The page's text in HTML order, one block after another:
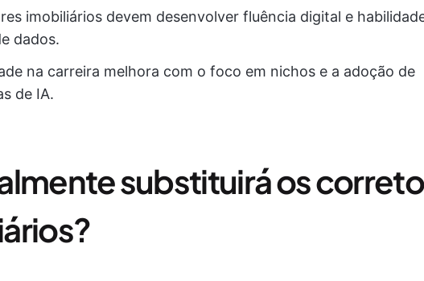
imobiliários devem desenvolver fluência digital e
dados.
na carreira melhora com o foco em nichos e a adoção de
de IA.
substituirá os